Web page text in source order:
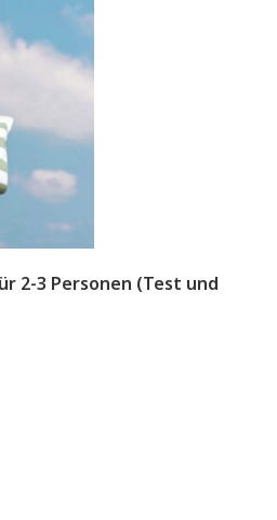
2-3 Personen (Test und